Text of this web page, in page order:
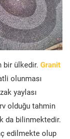
bir ülkedir. Granit
olunması
yaylası
olduğu tahmin
da bilinmektedir.
edilmekte olup